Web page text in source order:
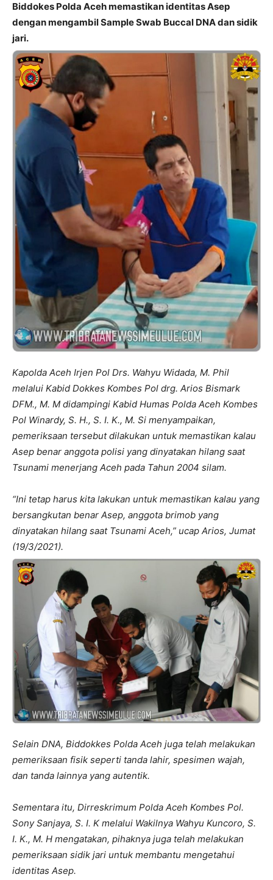
Biddokes Polda Aceh memastikan identitas Asep
dengan mengambil Sample Swab Buccal DNA dan sidik
jari.
Kapolda Aceh Irjen Pol Drs. Wahyu Widada, M. Phil
melalui Kabid Dokkes Kombes Pol drg. Arios Bismark
DFM., M. M didampingi Kabid Humas Polda Aceh Kombes
Pol Winardy, S. H., S. I. K., M. Si menyampaikan,
pemeriksaan tersebut dilakukan untuk memastikan kalau
Asep benar anggota polisi yang dinyatakan hilang saat
Tsunami menerjang Aceh pada Tahun 2004 silam.
“Ini tetap harus kita lakukan untuk memastikan kalau yang
bersangkutan benar Asep, anggota brimob yang
dinyatakan hilang saat Tsunami Aceh,” ucap Arios, Jumat
(19/3/2021).
Selain DNA, Biddokkes Polda Aceh juga telah melakukan
pemeriksaan fisik seperti tanda lahir, spesimen wajah,
dan tanda lainnya yang autentik.
Sementara itu, Dirreskrimum Polda Aceh Kombes Pol.
Sony Sanjaya, S. I. K melalui Wakilnya Wahyu Kuncoro, S.
I. K., M. H mengatakan, pihaknya juga telah melakukan
pemeriksaan sidik jari untuk membantu mengetahui
identitas Asep.